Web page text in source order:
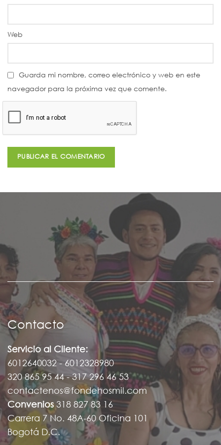
Web
Guarda mi nombre, correo electrónico y web en este
navegador para la próxima vez que comente.
Contacto
Servicio al Cliente:
6012640032 - 6012328980
320 865 95 44 - 317 296 46 53
contactenos@fondehosmil.com
Convenios 318 827 83 16
Carrera 7 No. 48A-60 Oficina 101
Bogotá D.C.